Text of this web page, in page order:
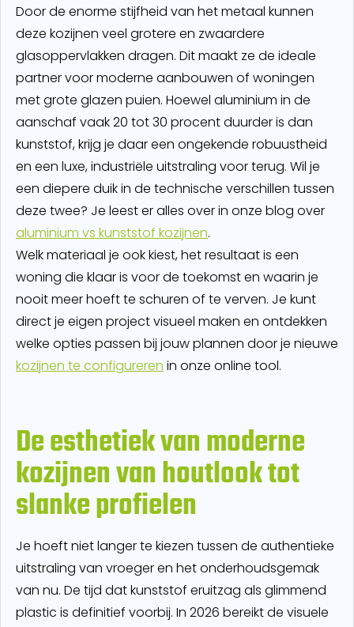
Door de enorme stijfheid van het metaal kunnen
deze kozijnen veel grotere en zwaardere
glasoppervlakken dragen. Dit maakt ze de ideale
partner voor moderne aanbouwen of woningen
met grote glazen puien. Hoewel aluminium in de
aanschaf vaak 20 tot 30 procent duurder is dan
kunststof, krijg je daar een ongekende robuustheid
en een luxe, industriële uitstraling voor terug. Wil je
een diepere duik in de technische verschillen tussen
deze twee? Je leest er alles over in onze blog over
aluminium vs kunststof kozijnen.
Welk materiaal je ook kiest, het resultaat is een
woning die klaar is voor de toekomst en waarin je
nooit meer hoeft te schuren of te verven. Je kunt
direct je eigen project visueel maken en ontdekken
welke opties passen bij jouw plannen door je nieuwe
kozijnen te configureren in onze online tool.
De esthetiek van moderne
kozijnen van houtlook tot
slanke profielen
Je hoeft niet langer te kiezen tussen de authentieke
uitstraling van vroeger en het onderhoudsgemak
van nu. De tijd dat kunststof eruitzag als glimmend
plastic is definitief voorbij. In 2026 bereikt de visuele